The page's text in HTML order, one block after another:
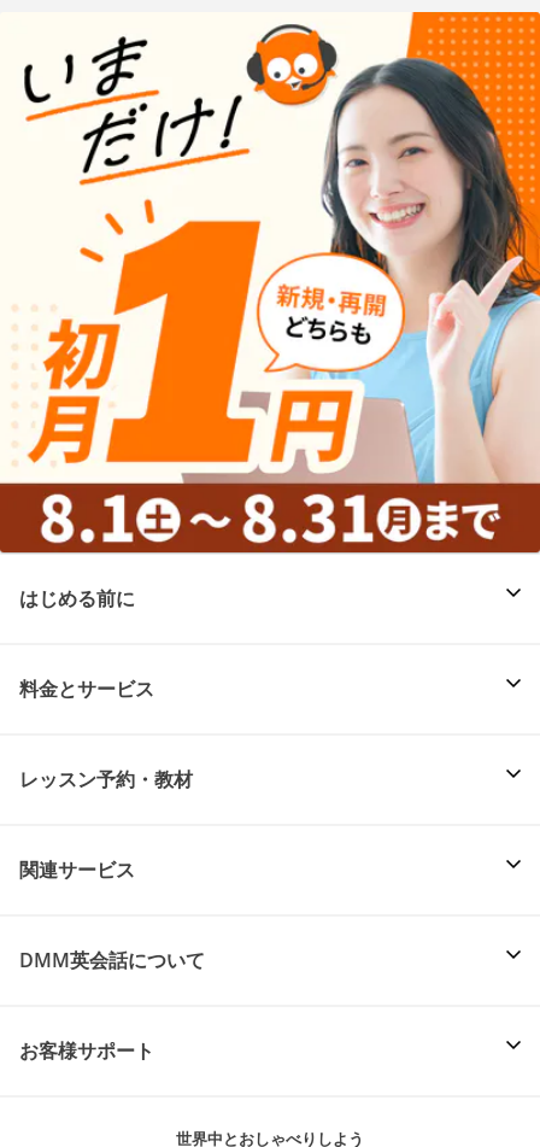
はじめる前に
料金とサービス
レッスン予約・教材
関連サービス
DMM英会話について
お客様サポート
世界中とおしゃべりしよう